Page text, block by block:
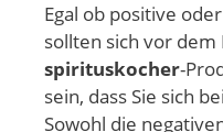
Egal ob positive
sollten sich vor dem
spirituskocher-
sein, dass Sie sich
Sowohl die